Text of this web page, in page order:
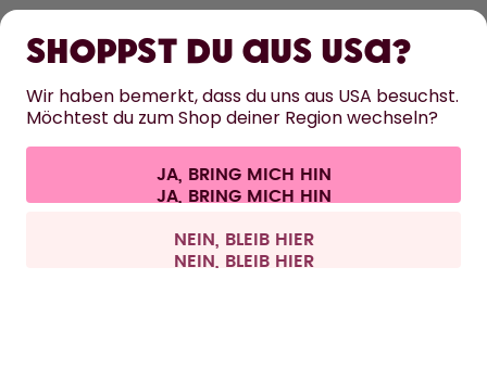
KONTAKT
Cookie-Einstellungen AGB Datenschutz
Alle Preise sind inklusive Mehrwertsteuer und zzgl. Versandkosten.
Shoppst du aus USA?
Wir haben bemerkt, dass du uns aus USA besuchst.
Möchtest du zum Shop deiner Region wechseln?
JA, BRING MICH HIN
NEIN, BLEIB HIER